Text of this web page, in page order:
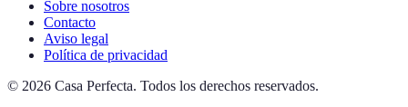
Sobre nosotros
Contacto
Aviso legal
Política de privacidad
© 2026 Casa Perfecta. Todos los derechos reservados.